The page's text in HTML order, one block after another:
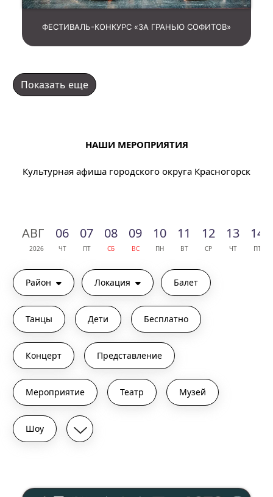
ФЕСТИВАЛЬ-КОНКУРС «ЗА ГРАНЬЮ СОФИТОВ»
Показать еще
НАШИ МЕРОПРИЯТИЯ
Культурная афиша городского округа Красногорск
АВГ
2026
06
ЧТ
07
ПТ
08
СБ
09
ВС
10
ПН
11
ВТ
12
СР
13
ЧТ
14
ПТ
Район Локация Балет
Танцы Дети Бесплатно
Концерт Представление
Мероприятие Театр Музей
Шоу